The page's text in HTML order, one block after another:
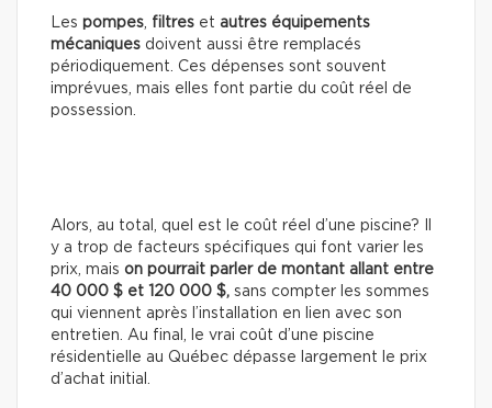
Les pompes filtres et autres équipements
mécaniques doivent aussi être remplacés
périodiquement. Ces dépenses sont souvent
imprévues, mais elles font partie du coût réel de
possession.
Alors, au total, quel est le coût réel d’une piscine? Il
y a trop de facteurs spécifiques qui font varier les
prix, mais on pourrait parler de montant allant entre
40 000 $ et 120 000 $, sans compter les sommes
qui viennent après l’installation en lien avec son
entretien. Au final, le vrai coût d’une piscine
résidentielle au Québec dépasse largement le prix
d’achat initial.